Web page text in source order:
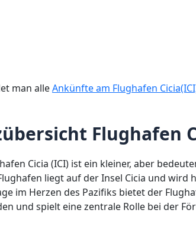
man alleAnkünfte am Flughafen
Flughafen
Cicia (ICI) ist ein kleiner, aber
liegt auf der Insel Cicia und
im Herzen des Pazifiks bietet der
und spielt eine zentrale Rolle bei der